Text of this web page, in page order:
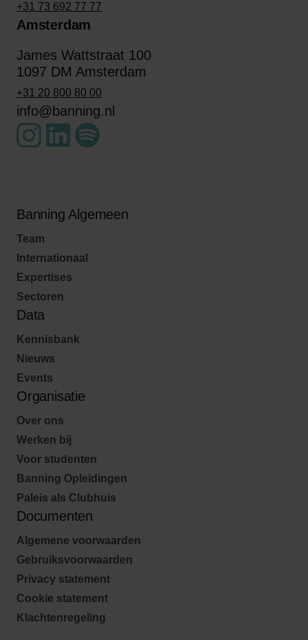
+31 73 692 77 77
Amsterdam
James Wattstraat 100
1097 DM Amsterdam
+31 20 800 80 00
info@banning.nl
Banning Algemeen
Team
Internationaal
Expertises
Sectoren
Data
Kennisbank
Nieuws
Events
Organisatie
Over ons
Werken bij
Voor studenten
Banning Opleidingen
Paleis als Clubhuis
Documenten
Algemene voorwaarden
Gebruiksvoorwaarden
Privacy statement
Cookie statement
Klachtenregeling